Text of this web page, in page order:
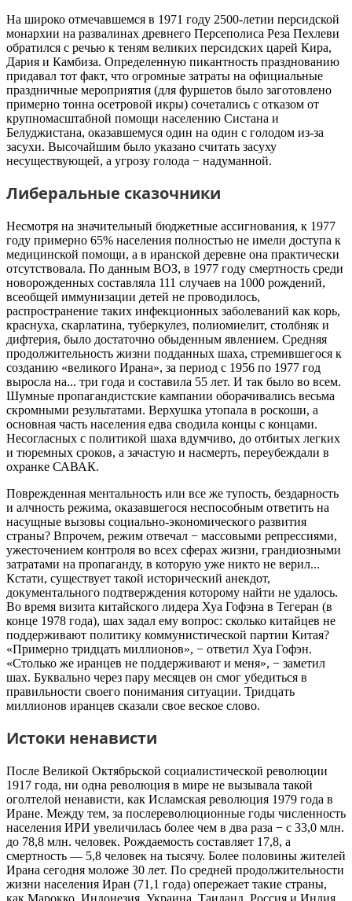
На широко отмечавшемся в 1971 году 2500-летии персидской
монархии на развалинах древнего Персеполиса Реза Пехлеви
обратился с речью к теням великих персидских царей Кира,
Дария и Камбиза. Определенную пикантность празднованию
придавал тот факт, что огромные затраты на официальные
праздничные мероприятия (для фуршетов было заготовлено
примерно тонна осетровой икры) сочетались с отказом от
крупномасштабной помощи населению Систана и
Белуджистана, оказавшемуся один на один с голодом из-за
засухи. Высочайшим было указано считать засуху
несуществующей, а угрозу голода − надуманной.
Либеральные сказочники
Несмотря на значительный бюджетные ассигнования, к 1977
году примерно 65% населения полностью не имели доступа к
медицинской помощи, а в иранской деревне она практически
отсутствовала. По данным ВОЗ, в 1977 году смертность среди
новорожденных составляла 111 случаев на 1000 рождений,
всеобщей иммунизации детей не проводилось,
распространение таких инфекционных заболеваний как корь,
краснуха, скарлатина, туберкулез, полиомиелит, столбняк и
дифтерия, было достаточно обыденным явлением. Средняя
продолжительность жизни подданных шаха, стремившегося к
созданию «великого Ирана», за период с 1956 по 1977 год
выросла на... три года и составила 55 лет. И так было во всем.
Шумные пропагандистские кампании оборачивались весьма
скромными результатами. Верхушка утопала в роскоши, а
основная часть населения едва сводила концы с концами.
Несогласных с политикой шаха вдумчиво, до отбитых легких
и тюремных сроков, а зачастую и насмерть, переубеждали в
охранке САВАК.
Поврежденная ментальность или все же тупость, бездарность
и алчность режима, оказавшегося неспособным ответить на
насущные вызовы социально-экономического развития
страны? Впрочем, режим отвечал − массовыми репрессиями,
ужесточением контроля во всех сферах жизни, грандиозными
затратами на пропаганду, в которую уже никто не верил...
Кстати, существует такой исторический анекдот,
документального подтверждения которому найти не удалось.
Во время визита китайского лидера Хуа Гофэна в Тегеран (в
конце 1978 года), шах задал ему вопрос: сколько китайцев не
поддерживают политику коммунистической партии Китая?
«Примерно тридцать миллионов», − ответил Хуа Гофэн.
«Столько же иранцев не поддерживают и меня», − заметил
шах. Буквально через пару месяцев он смог убедиться в
правильности своего понимания ситуации. Тридцать
миллионов иранцев сказали свое веское слово.
Истоки ненависти
После Великой Октябрьской социалистической революции
1917 года, ни одна революция в мире не вызывала такой
оголтелой ненависти, как Исламская революция 1979 года в
Иране. Между тем, за послереволюционные годы численность
населения ИРИ увеличилась более чем в два раза − с 33,0 млн.
до 78,8 млн. человек. Рождаемость составляет 17,8, а
смертность — 5,8 человек на тысячу. Более половины жителей
Ирана сегодня моложе 30 лет. По средней продолжительности
жизни населения Иран (71,1 года) опережает такие страны,
как Марокко, Индонезия, Украина, Таиланд, Россия и Индия.